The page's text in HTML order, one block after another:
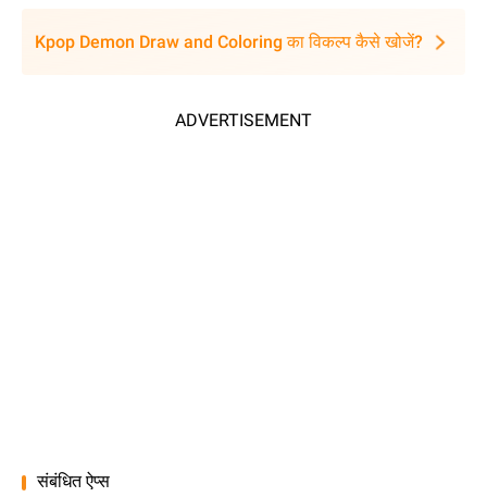
Kpop Demon Draw and Coloring का विकल्प कैसे खोजें?
ADVERTISEMENT
संबंधित ऐप्स